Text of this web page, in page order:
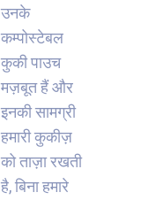
उनके
कम्पोस्टेबल
कुकी पाउच
मज़बूत हैं और
इनकी सामग्री
हमारी कुकीज़
को ताज़ा रखती
है, बिना हमारे